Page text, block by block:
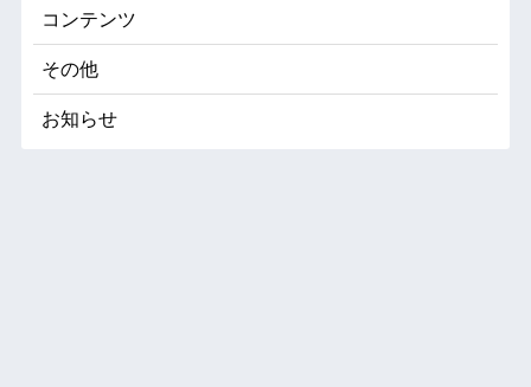
コンテンツ
その他
お知らせ